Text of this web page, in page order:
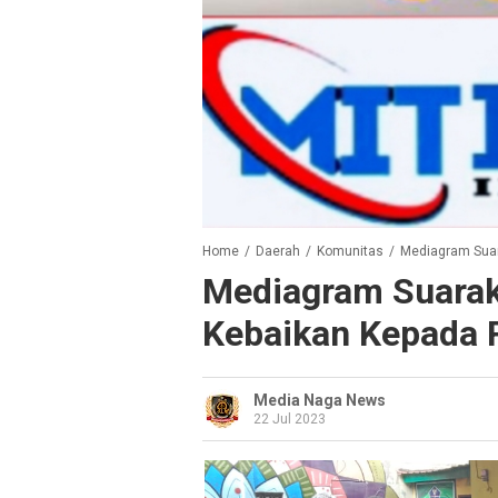
Home / Daerah / Komunitas / Mediagram
Mediagram
Kebaikan Kepada
Media Naga News
22 Jul 2023